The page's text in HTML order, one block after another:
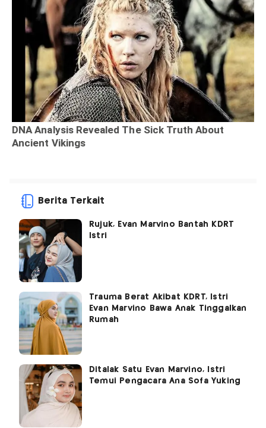
Berita Terkait
Rujuk, Evan Marvino Bantah KDRT
Istri
Trauma Berat Akibat KDRT, Istri
Evan Marvino Bawa Anak Tinggalkan
Rumah
Ditalak Satu Evan Marvino, Istri
Temui Pengacara Ana Sofa Yuking